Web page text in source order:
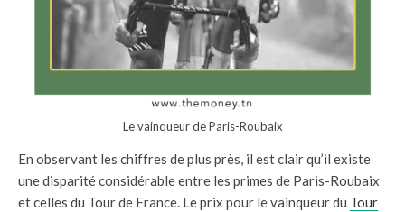
Le vainqueur de Paris-Roubaix
En observant les chiffres de plus près, il est clair qu’il existe
une disparité considérable entre les primes de Paris-Roubaix
et celles du Tour de France. Le prix pour le vainqueur du Tour